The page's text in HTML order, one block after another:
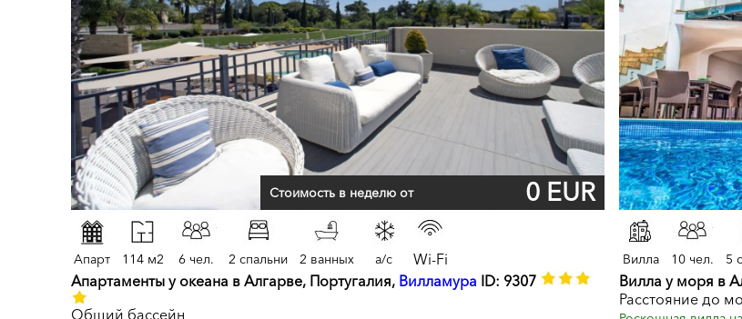
Стоимость в неделю от 0 EUR
Апарт 114 м2 6 чел. 2 спальни 2 ванных a/c
Wi-Fi
Апартаменты у океана в Алгарве, Португалия, Вилламура ID: 9307
Общий бассейн
Вилла 10 чел. 5
Вилла у моря в
Расстояние до